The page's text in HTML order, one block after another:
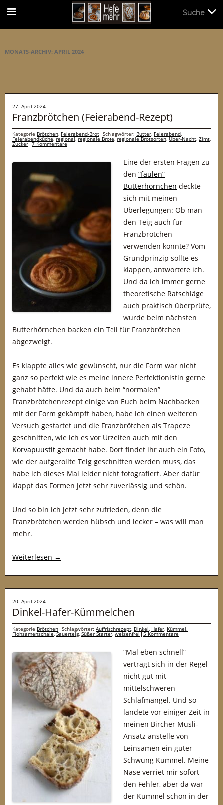
MONATS-ARCHIV: APRIL 2024
27. April 2024
Franzbrötchen (Feierabend-Rezept)
Kategorie Brötchen, Feierabend-Brot Schlagwörter: Butter, Feierabend,
Feierabendküche,regional,regionale Brote,regionale Brotsorten,Über-Nacht, Zimt,
Zucker 7 Kommentare
Eine der ersten Fragen zu
den “faulen”
Butterhörnchen deckte
sich mit meinen
Überlegungen: Ob man
den Teig auch für
Franzbrötchen
verwenden könnte? Vom
Grundprinzip sollte es
klappen, antwortete ich.
Und da ich immer gerne
theoretische Ratschläge
auch praktisch überprüfe,
wurde beim nächsten
Butterhörnchen backen ein Teil für Franzbrötchen
abgezweigt.
Es klappte alles wie gewünscht, nur die Form war nicht
ganz so perfekt wie es meine innere Perfektionistin gerne
gehabt hätte. Und da auch beim “normalen”
Franzbrötchenrezept einige von Euch beim Nachbacken
mit der Form gekämpft haben, habe ich einen weiteren
Versuch gestartet und die Franzbrötchen als Trapeze
geschnitten, wie ich es vor Urzeiten auch mit den
Korvapuustit gemacht habe. Dort findet ihr auch ein Foto,
wie der aufgerollte Teig geschnitten werden muss, das
habe ich dieses Mal leider nicht fotografiert. Aber dafür
klappt das Formen jetzt sehr zuverlässig und schön.
Und so bin ich jetzt sehr zufrieden, denn die
Franzbrötchen werden hübsch und lecker – was will man
mehr.
Weiterlesen →
20. April 2024
Dinkel-Hafer-Kümmelchen
Kategorie Brötchen Schlagwörter: Auffrischrezept, Dinkel, Hafer, Kümmel.
Flohsamenschale,Sauerteig, Süßer Starter,weizenfrei 5 Kommentare
“Mal eben schnell”
verträgt sich in der Regel
nicht gut mit
mittelschweren
Schlafmangel. Und so
landete vor einiger Zeit in
meinen Bircher Müsli-
Ansatz anstelle von
Leinsamen ein guter
Schwung Kümmel. Meine
Nase verriet mir sofort
den Fehler, aber da war
der Kümmel schon in der
Suche
Suche